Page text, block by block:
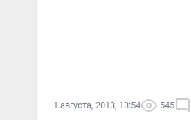
1 августа, 2013, 13:54 545